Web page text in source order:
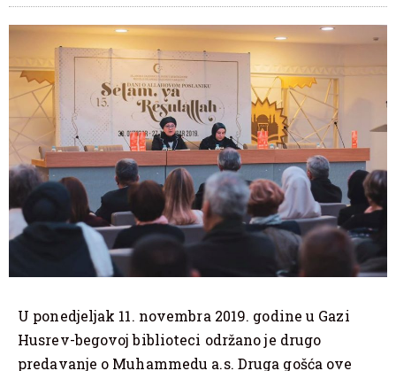
U ponedjeljak 11. novembra 2019. godine u Gazi
Husrev-begovoj biblioteci održano je drugo
predavanje o Muhammedu a.s. Druga gošća ove